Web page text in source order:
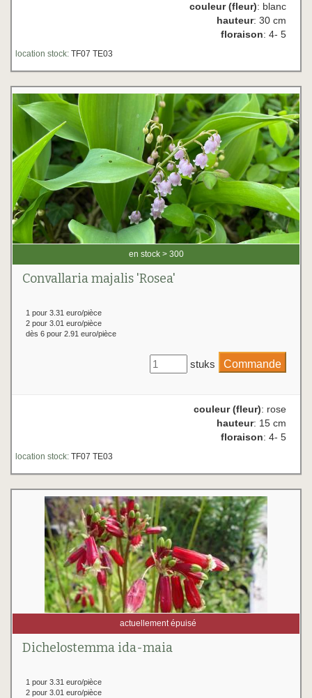
couleur (fleur): blanc
hauteur: 30 cm
floraison: 4- 5
location stock: TF07 TE03
en stock > 300
Convallaria majalis 'Rosea'
1 pour 3.31 euro/pièce
2 pour 3.01 euro/pièce
dès 6 pour 2.91 euro/pièce
stuks
couleur (fleur): rose
hauteur: 15 cm
floraison: 4- 5
location stock: TF07 TE03
actuellement épuisé
Dichelostemma ida-maia
1 pour 3.31 euro/pièce
2 pour 3.01 euro/pièce